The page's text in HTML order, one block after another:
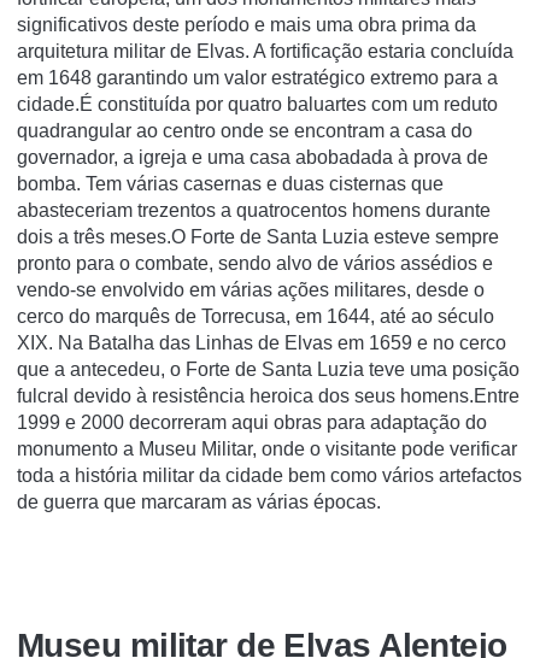
significativos deste período e mais uma obra prima da
arquitetura militar de Elvas. A fortificação estaria concluída
em 1648 garantindo um valor estratégico extremo para a
cidade.É constituída por quatro baluartes com um reduto
quadrangular ao centro onde se encontram a casa do
governador, a igreja e uma casa abobadada à prova de
bomba. Tem várias casernas e duas cisternas que
abasteceriam trezentos a quatrocentos homens durante
dois a três meses.O Forte de Santa Luzia esteve sempre
pronto para o combate, sendo alvo de vários assédios e
vendo-se envolvido em várias ações militares, desde o
cerco do marquês de Torrecusa, em 1644, até ao século
XIX. Na Batalha das Linhas de Elvas em 1659 e no cerco
que a antecedeu, o Forte de Santa Luzia teve uma posição
fulcral devido à resistência heroica dos seus homens.Entre
1999 e 2000 decorreram aqui obras para adaptação do
monumento a Museu Militar, onde o visitante pode verificar
toda a história militar da cidade bem como vários artefactos
de guerra que marcaram as várias épocas.
Museu militar de Elvas Alentejo